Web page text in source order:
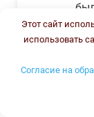
Этот сайт
использовать
Согласие на